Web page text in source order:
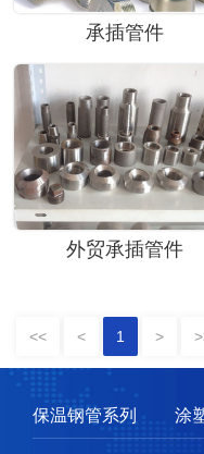
承插管件
外贸承插管件
<< < 1 >
保温钢管系列 涂